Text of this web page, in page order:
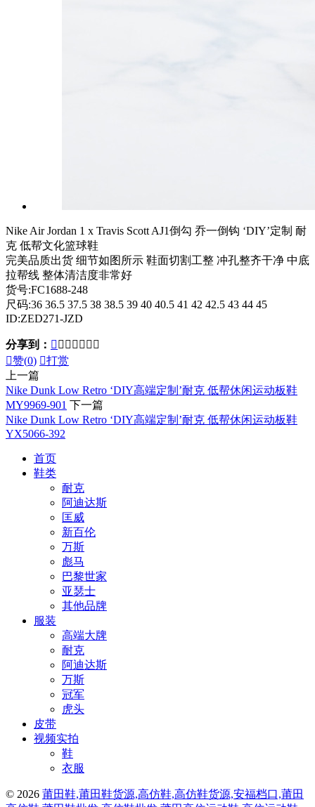
Nike Air Jordan 1 x Travis Scott AJ1倒勾 乔一倒钩 ‘DIY’定制 耐
克 低帮文化篮球鞋
完美品质出货 细节如图所示 鞋面切割工整 冲孔整齐干净 中底
拉帮线 整体清洁度非常好
货号:FC1688-248
尺码:36 36.5 37.5 38 38.5 39 40 40.5 41 42 42.5 43 44 45
ID:ZED271-JZD
分享到：       
赞(0) 打赏
上一篇
Nike Dunk Low Retro ‘DIY高端定制’耐克 低帮休闲运动板鞋
MY9969-901 下一篇
Nike Dunk Low Retro ‘DIY高端定制’耐克 低帮休闲运动板鞋
YX5066-392
首页
鞋类
耐克
阿迪达斯
匡威
新百伦
万斯
彪马
巴黎世家
亚瑟士
其他品牌
服装
高端大牌
耐克
阿迪达斯
万斯
冠军
虎头
皮带
视频实拍
鞋
衣服
© 2026 莆田鞋,莆田鞋货源,高仿鞋,高仿鞋货源,安福档口,莆田